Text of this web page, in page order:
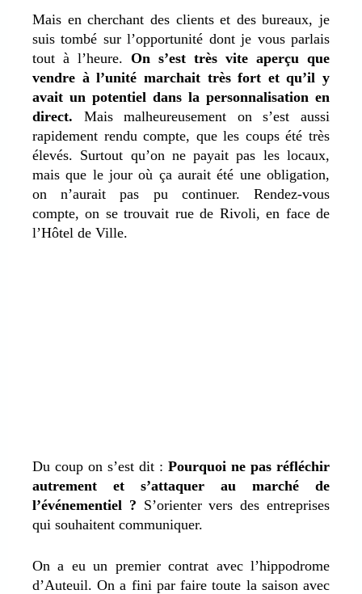
Mais en cherchant des clients et des bureaux, je
suis tombé sur l’opportunité dont je vous parlais
tout à l’heure. On s’est très vite aperçu que
vendre à l’unité marchait très fort et qu’il y
avait un potentiel dans la personnalisation en
direct. Mais malheureusement on s’est aussi
rapidement rendu compte, que les coups été très
élevés. Surtout qu’on ne payait pas les locaux,
mais que le jour où ça aurait été une obligation,
on n’aurait pas pu continuer. Rendez-vous
compte, on se trouvait rue de Rivoli, en face de
l’Hôtel de Ville.
Du coup on s’est dit : Pourquoi ne pas réfléchir
autrement et s’attaquer au marché de
l’événementiel ? S’orienter vers des entreprises
qui souhaitent communiquer.
On a eu un premier contrat avec l’hippodrome
d’Auteuil. On a fini par faire toute la saison avec